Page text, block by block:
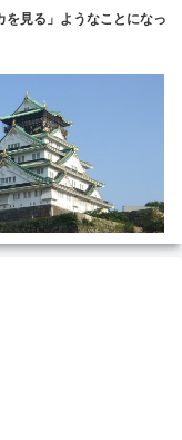
見る」ようなことになっ